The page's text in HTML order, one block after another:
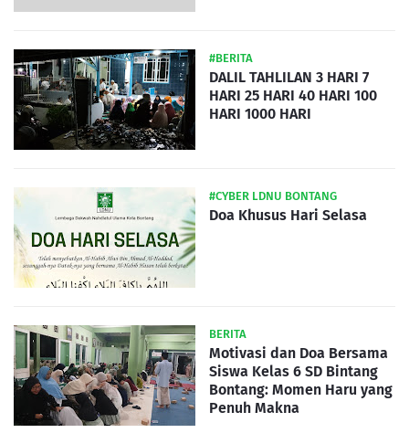
#BERITA
DALIL TAHLILAN 3 HARI 7
HARI 25 HARI 40 HARI 100
HARI 1000 HARI
#CYBER LDNU BONTANG
Doa Khusus Hari Selasa
BERITA
Motivasi dan Doa Bersama
Siswa Kelas 6 SD Bintang
Bontang: Momen Haru yang
Penuh Makna